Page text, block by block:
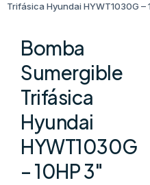
Trifásica Hyundai HYWT1030G –
Bomba
Sumergible
Trifásica
Hyundai
HYWT1030G
– 10HP 3″